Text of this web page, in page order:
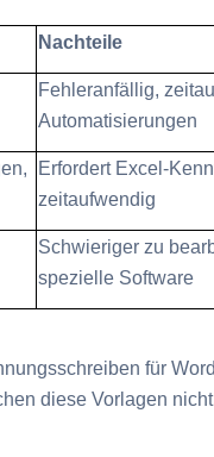
Nachteile
Fehleranfällig,
Automatisierungen
Erfordert Excel-
zeitaufwendig
Schwieriger zu
spezielle Software
für
diese Vorlagen